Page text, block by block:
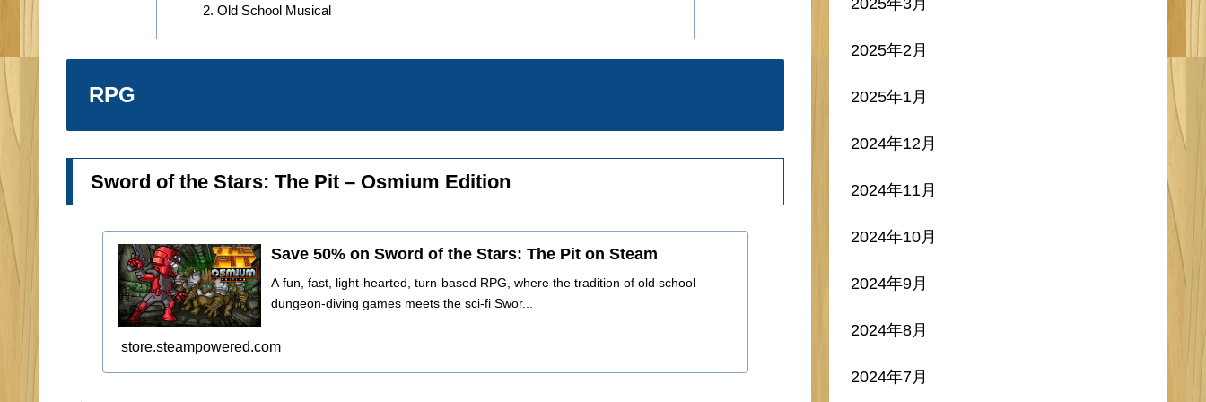
Old School Musical
RPG
Sword of the Stars: The Pit – Osmium Edition
Save 50% on Sword of the Stars: The Pit on Steam
A fun, fast, light-hearted, turn-based RPG, where the tradition of old school
dungeon-diving games meets the sci-fi Swor...
store.steampowered.com
2025年2月
2025年1月
2024年12月
2024年11月
2024年10月
2024年9月
2024年8月
2024年7月